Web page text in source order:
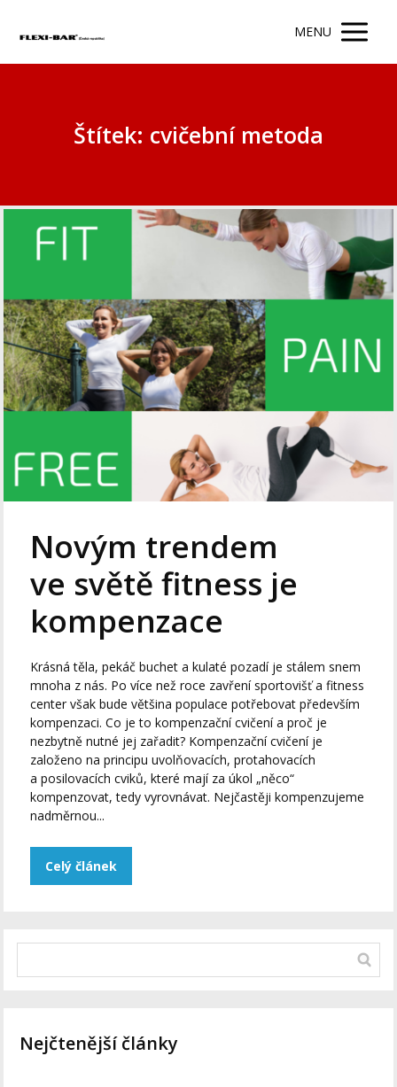
MENU
Štítek: cvičební metoda
Novým trendem
ve světě fitness je
kompenzace
Krásná těla, pekáč buchet a kulaté pozadí je stálem snem
mnoha z nás. Po více než roce zavření sportovišť a fitness
center však bude většina populace potřebovat především
kompenzaci. Co je to kompenzační cvičení a proč je
nezbytně nutné jej zařadit? Kompenzační cvičení je
založeno na principu uvolňovacích, protahovacích
a posilovacích cviků, které mají za úkol „něco“
kompenzovat, tedy vyrovnávat. Nejčastěji kompenzujeme
nadměrnou...
Celý článek
Nejčtenější články